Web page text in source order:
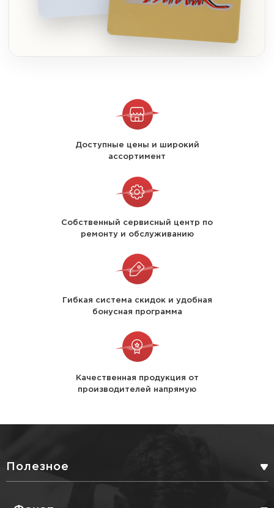
Доступные цены и широкий
ассортимент
Собственный сервисный центр по
ремонту и обслуживанию
Гибкая система скидок и удобная
бонусная программа
Качественная продукция от
производителей напрямую
Полезное